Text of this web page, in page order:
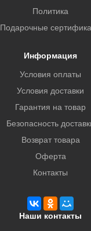
Политика
Подарочные
Информация
Условия оплаты
Условия доставки
Гарантия на товар
Безопасность
Возврат товара
Оферта
Контакты
Наши контакты